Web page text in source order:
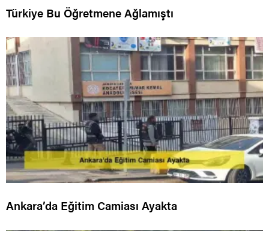
Türkiye Bu Öğretmene Ağlamıştı
Ankara’da Eğitim Camiası Ayakta